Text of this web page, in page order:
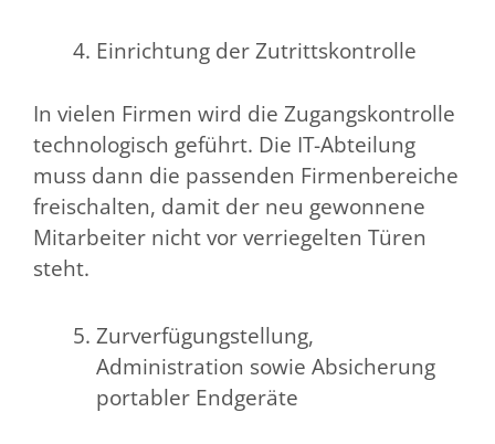
Einrichtung der Zutrittskontrolle
In vielen Firmen wird die Zugangskontrolle
technologisch geführt. Die IT-Abteilung
muss dann die passenden Firmenbereiche
freischalten, damit der neu gewonnene
Mitarbeiter nicht vor verriegelten Türen
steht.
Zurverfügungstellung,
Administration sowie Absicherung
portabler Endgeräte